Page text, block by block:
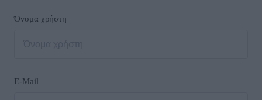
Όνομα χρήστη
E-Mail